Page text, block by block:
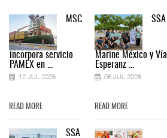
MSC
incorpora servicio
PAMEX en ...
12 JUL 2026
READ MORE
SSA
SSA
Marine México y Vía
Esperanz ...
06 JUL 2026
READ MORE